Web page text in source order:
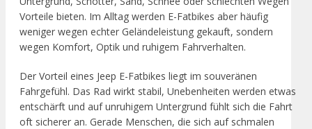
Vorteile bieten. Im Alltag werden E-Fatbikes aber häufig
weniger wegen echter Geländeleistung gekauft, sondern
wegen Komfort, Optik und ruhigem Fahrverhalten.
Der Vorteil eines Jeep E-Fatbikes liegt im souveränen
Fahrgefühl. Das Rad wirkt stabil, Unebenheiten werden etwas
entschärft und auf unruhigem Untergrund fühlt sich die Fahrt
oft sicherer an. Gerade Menschen, die sich auf schmalen